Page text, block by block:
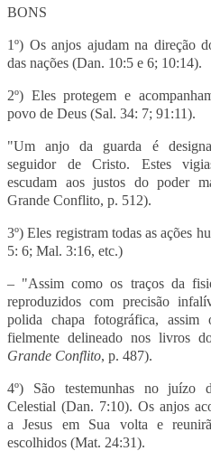
BONS
1º) Os anjos ajudam na direção
das nações (Dan. 10:5 e 6; 10:14).
2º) Eles protegem e
povo de Deus (Sal. 34: 7; 91:11).
"Um anjo da guarda é
seguidor de Cristo. Estes
escudam aos justos do poder
Grande Conflito, p. 512).
3º) Eles registram todas as ações
5: 6; Mal. 3:16, etc.)
– "Assim como os traços da
reproduzidos com precisão
polida chapa fotográfica, assim
fielmente delineado nos livros
Grande Conflito, p. 487).
4º) São testemunhas no juízo
Celestial (Dan. 7:10). Os anjos
a Jesus em Sua volta e
escolhidos (Mat. 24:31).